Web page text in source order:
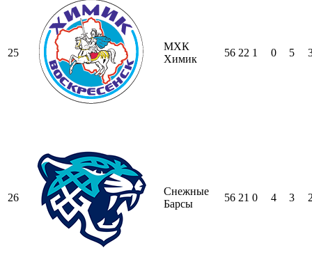
25
МХК
Химик
56 22 1 0 5
26
Снежные
Барсы
56 21 0 4 3